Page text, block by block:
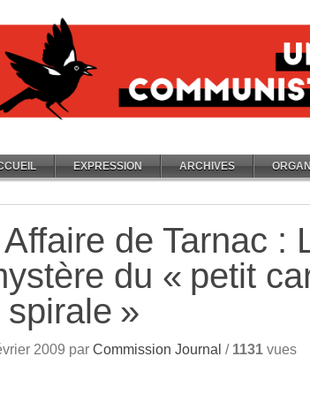
EXPRESSION ARCHIVES
Affaire de Tarnac :
du « petit
spirale »
2009 par Commission Journal / 1131 vues